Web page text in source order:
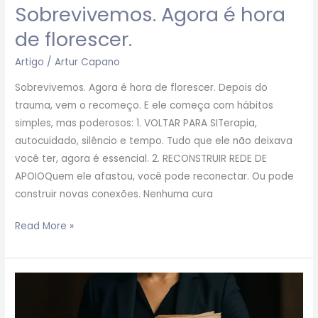
Sobrevivemos. Agora é hora
de florescer.
Artigo /Artur Capano
Sobrevivemos. Agora é hora de florescer. Depois do
trauma, vem o recomeço. E ele começa com hábitos
simples, mas poderosos: 1. VOLTAR PARA SITerapia,
autocuidado, silêncio e tempo. Tudo que ele não deixava
você ter, agora é essencial. 2. RECONSTRUIR REDE DE
APOIOQuem ele afastou, você pode reconectar. Ou pode
construir novas conexões. Nenhuma cura
Read More »